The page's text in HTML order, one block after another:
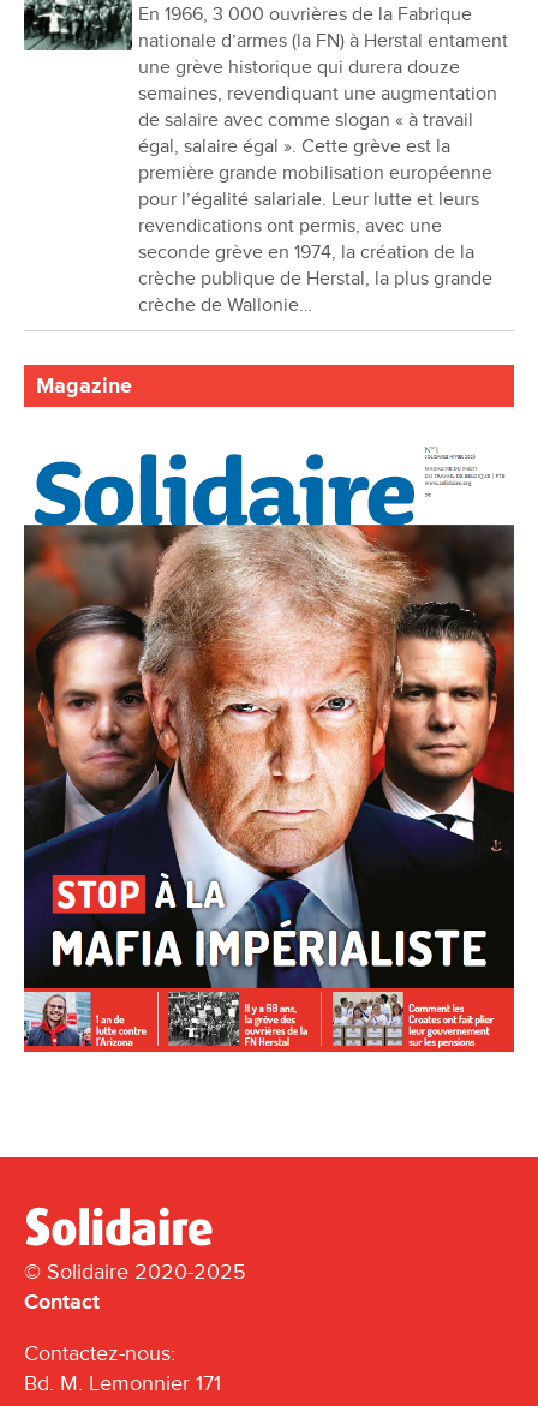
En 1966, 3 000 ouvrières de la Fabrique
nationale d’armes (la FN) à Herstal entament
une grève historique qui durera douze
semaines, revendiquant une augmentation
de salaire avec comme slogan « à travail
égal, salaire égal ». Cette grève est la
première grande mobilisation européenne
pour l’égalité salariale. Leur lutte et leurs
revendications ont permis, avec une
seconde grève en 1974, la création de la
crèche publique de Herstal, la plus grande
crèche de Wallonie…
Magazine
© Solidaire 2020-2025
Contact
Contactez-nous:
Bd. M. Lemonnier 171